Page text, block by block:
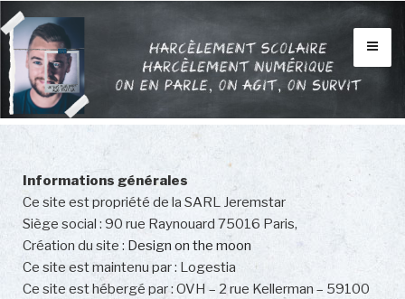
Aller
au
contenu
principal
INFOS
BLOG
VIDÉOS
FORUM
MON HISTOIRE
Informations générales
Ce site est propriété de la SARL Jeremstar
Siège social : 90 rue Raynouard 75016 Paris,
Création du site : Design on the moon
Ce site est maintenu par : Logestia
Ce site est hébergé par : OVH – 2 rue Kellerman – 59100